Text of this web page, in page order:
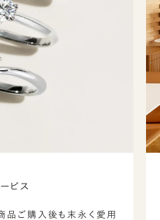
ビス
品ご購入後も末永く愛用